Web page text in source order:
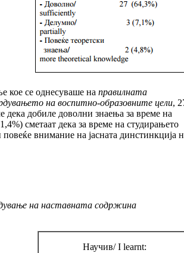
кое се однесуваше на правилната
на воспитно-образовните цели,
дека добиле доволни знаења за вре­ме на
сметаат де­ка за време на студирањето
повеќе внимание на јасната дин­стин­кција
на наставната содржина
Научив/ I learnt: